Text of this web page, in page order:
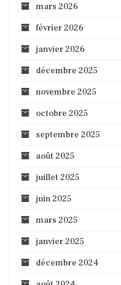
mars 2026
février 2026
janvier 2026
décembre 2025
novembre 2025
octobre 2025
septembre 2025
août 2025
juillet 2025
juin 2025
mars 2025
janvier 2025
décembre 2024